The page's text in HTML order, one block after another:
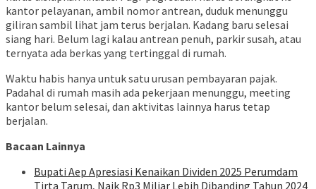
kantor pelayanan, ambil nomor antrean, duduk menunggu
giliran sambil lihat jam terus berjalan. Kadang baru selesai
siang hari. Belum lagi kalau antrean penuh, parkir susah, atau
ternyata ada berkas yang tertinggal di rumah.
Waktu habis hanya untuk satu urusan pembayaran pajak.
Padahal di rumah masih ada pekerjaan menunggu, meeting
kantor belum selesai, dan aktivitas lainnya harus tetap
berjalan.
Bacaan Lainnya
Bupati Aep Apresiasi Kenaikan Dividen 2025 Perumdam
Tirta Tarum, Naik Rp3 Miliar Lebih Dibanding Tahun 2024